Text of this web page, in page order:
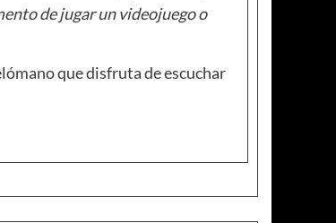
de jugar un videojuego o
que disfruta de escuchar